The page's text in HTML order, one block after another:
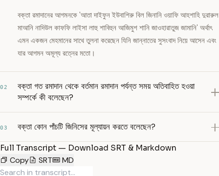
বক্তা রমাদানের আগমনকে 'আতা দাইফুন ইউবাশিরু বিল জিনানি ওয়াফি আহশাহি দুরারুল
মাআনি নাদিউল কাফফি লাইসা লাহু শাবিহুন আজিমুশ শানি জাওহারাতুজ জামানি' অর্থাৎ
এমন একজন মেহমানের সাথে তুলনা করেছেন যিনি জান্নাতের সুসংবাদ নিয়ে আসেন এবং
যার আগমন অমূল্য রত্নের মতো।
02
বক্তা গত রমাদান থেকে বর্তমান রমাদান পর্যন্ত সময় অতিবাহিত হওয়া
সম্পর্কে কী বলেছেন?
03 বক্তা কোন পাঁচটি জিনিসের মূল্যায়ন করতে বলেছেন?
Full Transcript — Download SRT & Markdown
Copy
SRT MD